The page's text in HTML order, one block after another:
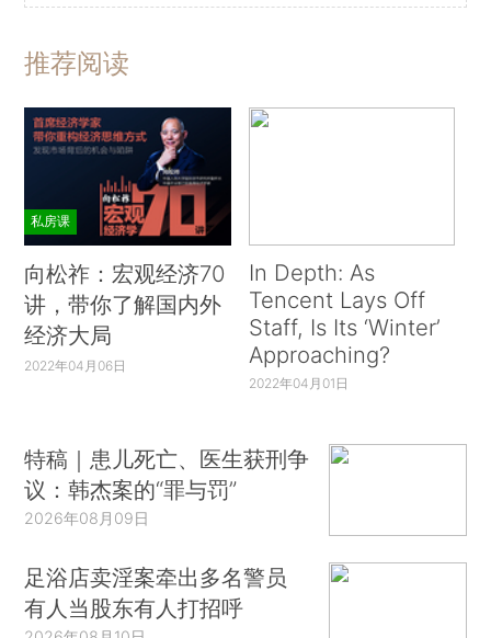
推荐阅读
私房课
向松祚：宏观经济70
讲，带你了解国内外
经济大局
2022年04月06日
In Depth: As
Tencent Lays Off
Staff, Is Its ‘Winter’
Approaching?
2022年04月01日
特稿｜患儿死亡、医生获刑争
议：韩杰案的“罪与罚”
2026年08月09日
足浴店卖淫案牵出多名警员
有人当股东有人打招呼